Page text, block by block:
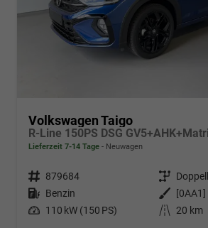
Volkswagen Taigo
Lieferzeit 7-14 Tage Neuwagen
Fahrzeugnr. 879684 Getriebe
Kraftstoff Benzin Außenfarbe
Leistung 110 kW (150 PS) Kilometerstand 20 km